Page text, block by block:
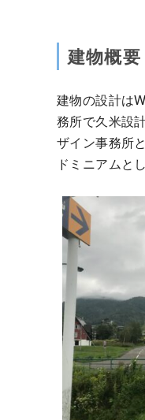
建物概要
建物の設計は
務所で久米設
ザイン事務所
ドミニアムと